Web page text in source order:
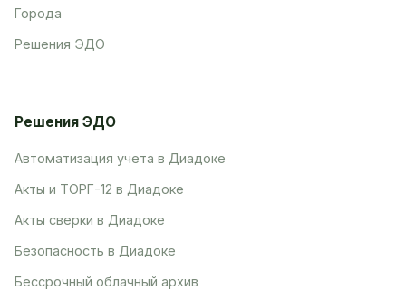
Города
Решения ЭДО
Решения ЭДО
Автоматизация учета в Диадоке
Акты и ТОРГ-12 в Диадоке
Акты сверки в Диадоке
Безопасность в Диадоке
Бессрочный облачный архив